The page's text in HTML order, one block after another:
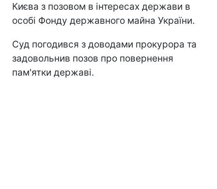
Києва з позовом в інтересах держави в
особі Фонду державного майна України.
Суд погодився з доводами прокурора та
задовольнив позов про повернення
пам'ятки державі.